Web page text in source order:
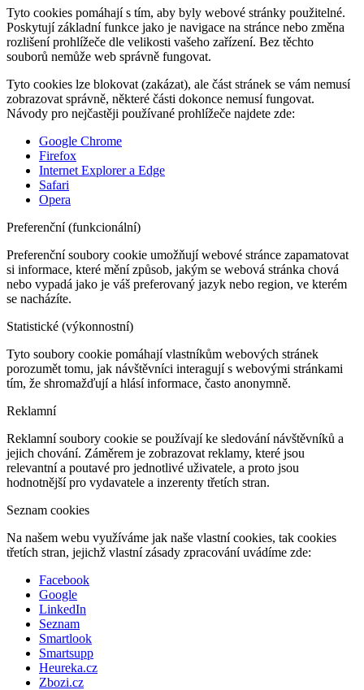
Tyto cookies pomáhají s tím, aby byly webové stránky použitelné.
Poskytují základní funkce jako je navigace na stránce nebo změna
rozlišení prohlížeče dle velikosti vašeho zařízení. Bez těchto
souborů nemůže web správně fungovat.
Tyto cookies lze blokovat (zakázat), ale část stránek se vám nemusí
zobrazovat správně, některé části dokonce nemusí fungovat.
Návody pro nejčastěji používané prohlížeče najdete zde:
Google Chrome
Firefox
Internet Explorer a Edge
Safari
Opera
Preferenční (funkcionální)
Preferenční soubory cookie umožňují webové stránce zapamatovat
si informace, které mění způsob, jakým se webová stránka chová
nebo vypadá jako je váš preferovaný jazyk nebo region, ve kterém
se nacházíte.
Statistické (výkonnostní)
Tyto soubory cookie pomáhají vlastníkům webových stránek
porozumět tomu, jak návštěvníci interagují s webovými stránkami
tím, že shromažďují a hlásí informace, často anonymně.
Reklamní
Reklamní soubory cookie se používají ke sledování návštěvníků a
jejich chování. Záměrem je zobrazovat reklamy, které jsou
relevantní a poutavé pro jednotlivé uživatele, a proto jsou
hodnotnější pro vydavatele a inzerenty třetích stran.
Seznam cookies
Na našem webu využíváme jak naše vlastní cookies, tak cookies
třetích stran, jejichž vlastní zásady zpracování uvádíme zde:
Facebook
Google
LinkedIn
Seznam
Smartlook
Smartsupp
Heureka.cz
Zbozi.cz